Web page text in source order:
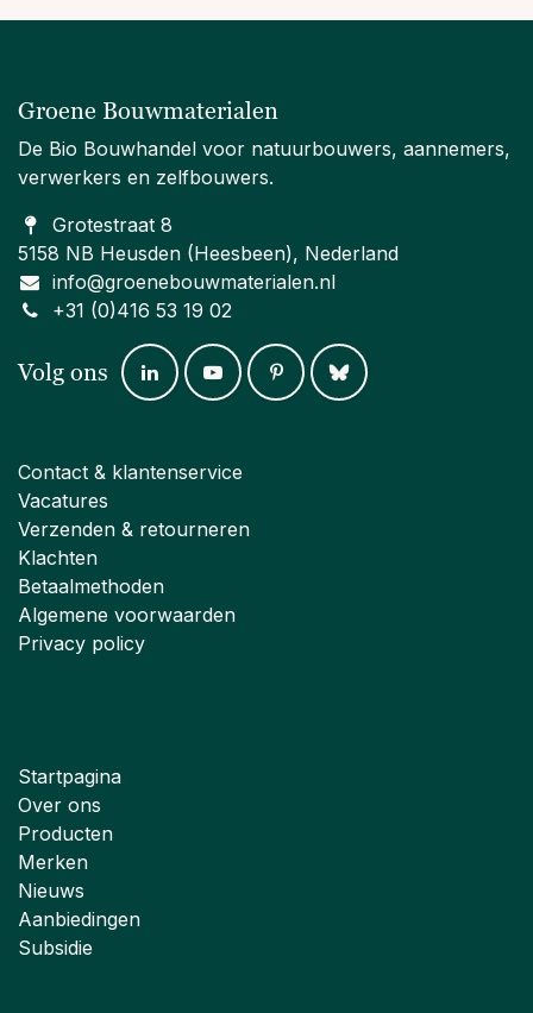
Groene Bouwmaterialen
De Bio Bouwhandel voor natuurbouwers, aannemers,
verwerkers en zelfbouwers.
Grotestraat 8
5158 NB Heusden (Heesbeen), Nederland
info@groenebouwmaterialen.nl
+31 (0)416 53 19 02
Volg ons
Contact & klantenservice
Vacatures
Verzenden & retourneren
Klachten
Betaalmethoden
Algemene voorwaarden
Privacy policy
Startpagina
Over ons
Producten
Merken
Nieuws
Aanbiedingen
Subsidie